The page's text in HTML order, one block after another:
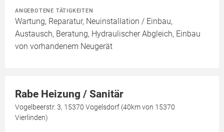
ANGEBOTENE TÄTIGKEITEN
Wartung, Reparatur, Neuinstallation / Einbau,
Austausch, Beratung, Hydraulischer Abgleich, Einbau
von vorhandenem Neugerät
Rabe Heizung / Sanitär
Vogelbeerstr. 3, 15370 Vogelsdorf (40km von 15370
Vierlinden)